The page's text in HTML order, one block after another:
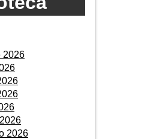
2026
2026